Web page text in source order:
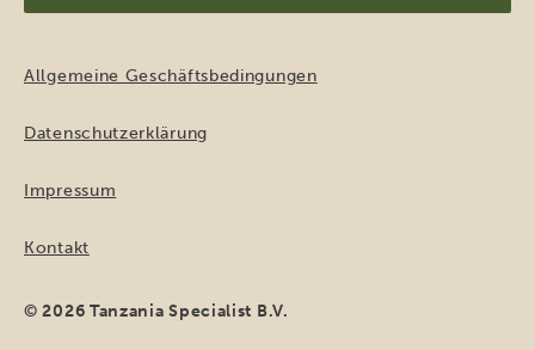
Allgemeine Geschäftsbedingungen
Datenschutzerklärung
Impressum
Kontakt
© 2026 Tanzania Specialist B.V.